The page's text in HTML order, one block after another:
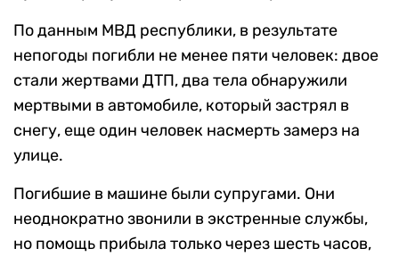
По данным МВД республики, в результате
непогоды погибли не менее пяти человек: двое
стали жертвами ДТП, два тела обнаружили
мертвыми в автомобиле, который застрял в
снегу, еще один человек насмерть замерз на
улице.
Погибшие в машине были супругами. Они
неоднократно звонили в экстренные службы,
но помощь прибыла только через шесть часов,